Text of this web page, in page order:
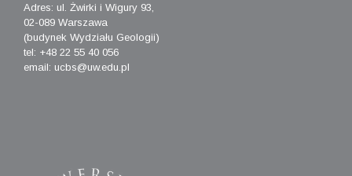
Adres: ul. Żwirki i Wigury 93,
02-089 Warszawa
(budynek Wydziału Geologii)
tel: +48 22 55 40 056
email: ucbs@uw.edu.pl